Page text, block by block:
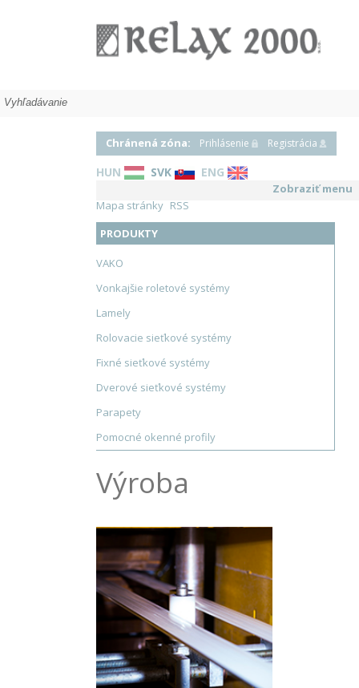
Chránená zóna: Prihlásenie Registrácia
HUN SVK ENG
Mapa stránky RSS
Zobraziť menu
PRODUKTY
VAKO
Vonkajšie roletové systémy
Lamely
Rolovacie sieťkové systémy
Fixné sieťkové systémy
Dverové sieťkové systémy
Parapety
Pomocné okenné profily
Výroba